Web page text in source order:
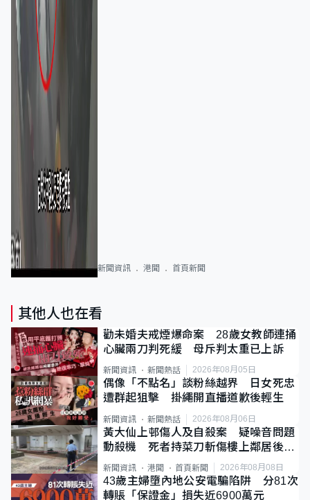
新聞資訊 港聞 首頁新聞
其他人也在看
勸未婚夫戒煙爆命案 28歲女教師連捅
心臟兩刀判死緩 母斥判太重已上訴
新聞資訊 新聞熱話 2026年08月05日
偶像「不點名」談粉絲越界 日女死忠
遭群起狙擊 掛繩開直播道歉後輕生
新聞資訊 新聞熱話 2026年08月06日
黃大仙上邨傷人及自殺案 疑噪音問題
動殺機 死者持菜刀斬傷樓上鄰居後墮
斃
新聞資訊 港聞 首頁新聞 2026年08月08日
43歲主婦墮內地公安電騙陷阱 分81次
轉賬「保證金」損失近6900萬元